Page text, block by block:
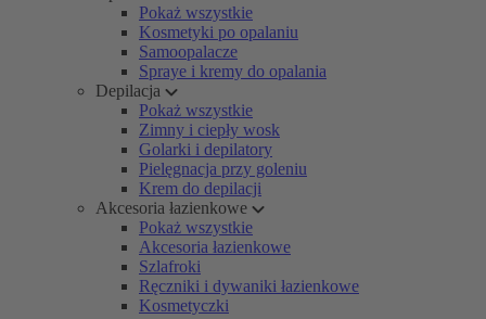
Pokaż wszystkie
Kosmetyki po opalaniu
Samoopalacze
Spraye i kremy do opalania
Depilacja
Pokaż wszystkie
Zimny i ciepły wosk
Golarki i depilatory
Pielęgnacja przy goleniu
Krem do depilacji
Akcesoria łazienkowe
Pokaż wszystkie
Akcesoria łazienkowe
Szlafroki
Ręczniki i dywaniki łazienkowe
Kosmetyczki